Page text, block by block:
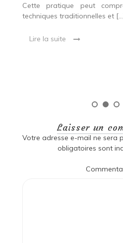
Cette pratique peut
techniques traditionnelles et
Lire la suite
Laisser un
Votre adresse e-mail ne sera
obligatoires sont